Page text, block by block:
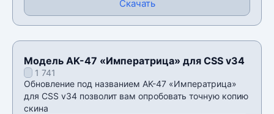
Скачать
Модель AK-47 «Императрица» для CSS v34
1 741
Обновление под названием AK-47 «Императрица»
для CSS v34 позволит вам опробовать точную копию
скина